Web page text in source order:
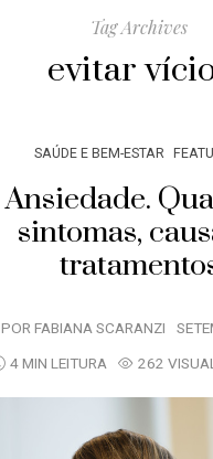
Tag Archives
evitar
SAÚDE E BEM-ESTAR
Ansiedade.
sintomas,
POR FABIANA SCARANZI
4 MIN LEITURA
262